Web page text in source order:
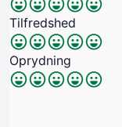
Tilfredshed
Oprydning